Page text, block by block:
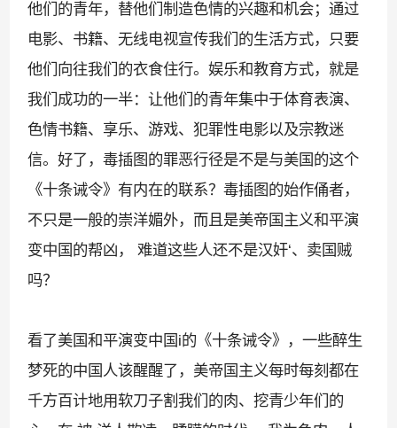
他们的青年，替他们制造色情的兴趣和机会；通过
电影、书籍、无线电视宣传我们的生活方式，只要
他们向往我们的衣食住行。娱乐和教育方式，就是
我们成功的一半：让他们的青年集中于体育表演、
色情书籍、享乐、游戏、犯罪性电影以及宗教迷
信。好了，毒插图的罪恶行径是不是与美国的这个
《十条诫令》有内在的联系？毒插图的始作俑者，
不只是一般的崇洋媚外，而且是美帝国主义和平演
变中国的帮凶， 难道这些人还不是汉奸‘、卖国贼
吗？
看了美国和平演变中国 i的《十条诫令》，一些醉生
梦死的中国人该醒醒了，美帝国主义每时每刻都在
千方百计地用软刀子割我们的肉、挖青少年们的